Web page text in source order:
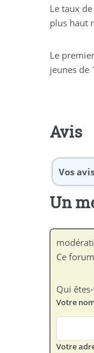
Le taux
plus haut
Le
jeunes de
Avis
Vos
Un
Ce
Qui
Votre
Votre